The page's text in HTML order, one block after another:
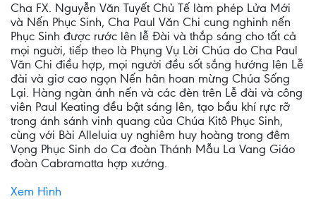
Cha FX. Nguyễn Văn Tuyết Chủ Tế làm phép Lửa Mới
và Nến Phục Sinh, Cha Paul Văn Chi cung nghinh nến
Phục Sinh được rước lên lễ Đài và thắp sáng cho tất cả
mọi nguời, tiếp theo là Phụng Vụ Lời Chúa do Cha Paul
Văn Chi điều hợp, mọi người đều sốt sắng hướng lên Lễ
đài và giơ cao ngọn Nến hân hoan mừng Chúa Sống
Lại. Hàng ngàn ánh nến và các đèn trên Lễ đài và công
viên Paul Keating đều bật sáng lên, tạo bầu khí rực rỡ
trong ánh sánh vinh quang của Chúa Kitô Phục Sinh,
cùng với Bài Alleluia uy nghiêm huy hoàng trong đêm
Vọng Phục Sinh do Ca đoàn Thánh Mẫu La Vang Giáo
đoàn Cabramatta hợp xướng.
Xem Hình